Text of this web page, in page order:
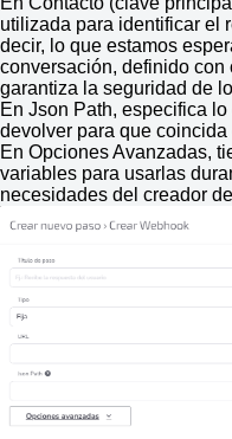
utilizada para identificar el
decir, lo que estamos
conversación, definido
garantiza la seguridad de
En Json Path, especifica
devolver para que
En Opciones Avanzadas,
variables para usarlas
necesidades del creador